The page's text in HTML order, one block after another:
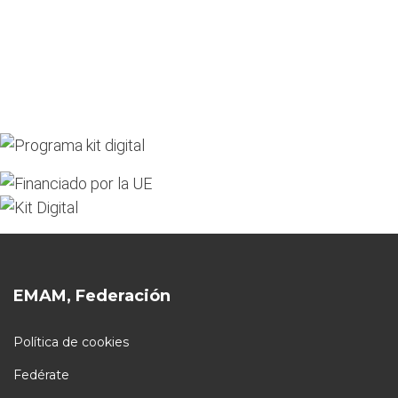
EMAM, Federación
Política de cookies
Fedérate